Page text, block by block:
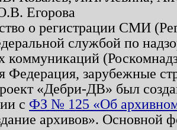
Егорова
о регистрации СМИ
службой по
коммуникаций
Федерация, зарубежные
«Дебри-ДВ» был
с ФЗ № 125 «Об
архивов». Основной